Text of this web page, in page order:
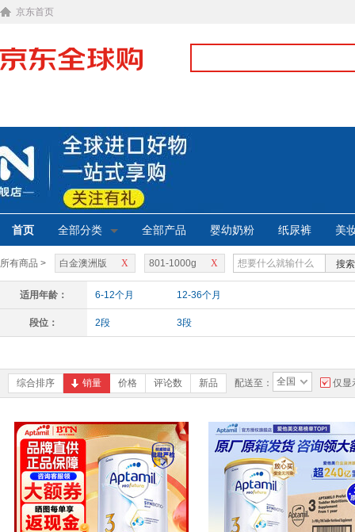
京东首页
首页 全部分类 全部产品 婴幼奶粉 纸尿裤 美
所有商品 > X
白金澳洲版 X
801-1000g 搜索
适用年龄： 6-12个月 12-36个月
段位： 2段 3段
综合排序 销量 价格 评论数 新品 配送至： 全国 仅显